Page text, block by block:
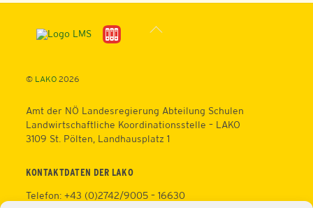
Back
© LAKO2026
Amt der NÖ Landesregierung Abteilung Schulen
Landwirtschaftliche Koordinationsstelle – LAKO
3109 St. Pölten, Landhausplatz 1
KONTAKTDATEN DER LAKO
Telefon: +43 (0)2742/9005 – 16630